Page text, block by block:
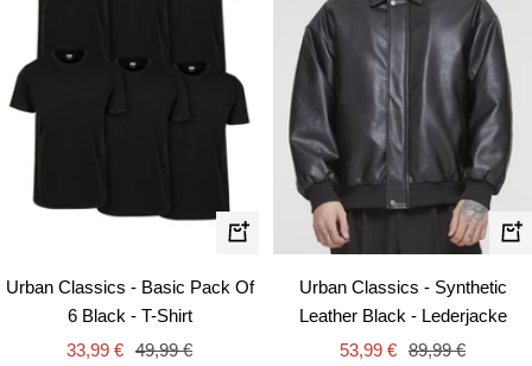
Schnellansicht
Urban Classics - Basic Pack Of
6 Black - T-Shirt
Angebotspreis
33,99 € Regulärer
49,99 €
Urban Classics - Synthetic
Leather Black - Lederjacke
Angebotspreis
53,99 € Regulärer
89,99 €